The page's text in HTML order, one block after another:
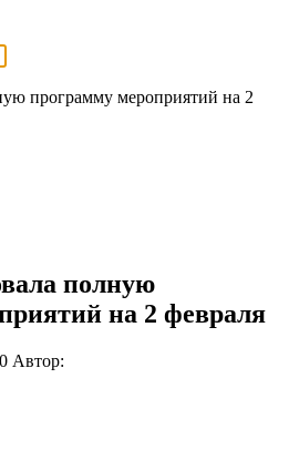
программу мероприятий на 2
полную
на 2 февраля
0 Автор: